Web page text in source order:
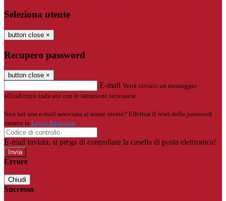
Seleziona utente
button close ×
Recupero password
button close ×
E-mail Verrà inviato un messaggio
all'indirizzo indicato con le istruzioni necessarie.
Non hai una e-mail associata al nome utente? Effettua il reset della password
tramite la Login Spaggiari
E-mail inviata, si prega di controllare la casella di posta elettronica!
Errore
Chiudi
Successo